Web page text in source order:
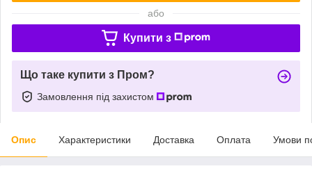
або
Купити з
Що таке купити з Пром?
Замовлення під захистом
Опис Характеристики Доставка Оплата Умови